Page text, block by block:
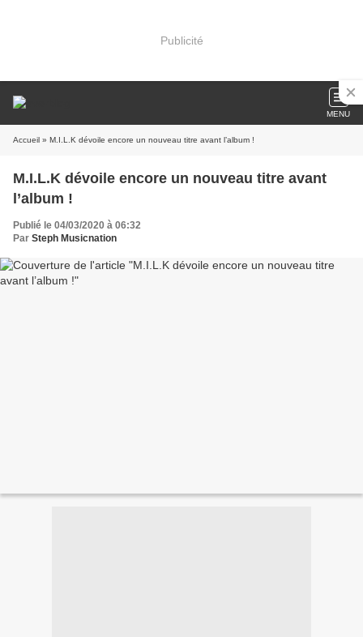
Publicité
MENU
Accueil » M.I.L.K dévoile encore un nouveau titre avant l’album !
M.I.L.K dévoile encore un nouveau titre avant
l’album !
Publié le 04/03/2020 à 06:32
Par Steph Musicnation